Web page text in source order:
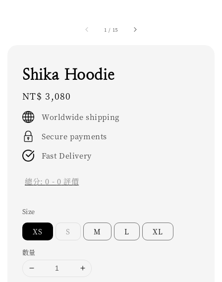
1 / 15
Shika Hoodie
Regular
price
NT$ 3,080
Worldwide shipping
Secure payments
Fast Delivery
總分:0 - 0 評價
Size
XS S M L XL
數量